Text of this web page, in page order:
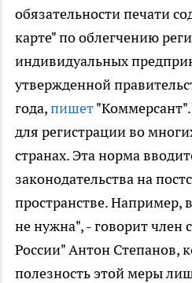
обязательности печати
карте" по облегчению
индивидуальных
утвержденной
года,пишет"Коммерсант".
для регистрации во
странах. Эта норма
законодательства на
пространстве. Например,
не нужна", - говорит член
России" Антон Степанов,
полезность этой меры